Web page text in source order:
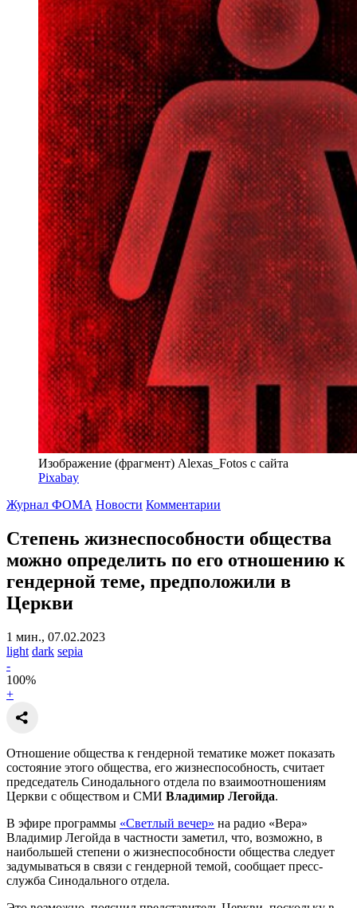
Изображение (фрагмент) Alexas_Fotos с сайта
Pixabay
Журнал ФОМА Новости Комментарии
Степень жизнеспособности общества
можно определить по его отношению к
гендерной теме, предположили в
Церкви
1 мин., 07.02.2023
light dark sepia
-
100%
+
Отношение общества к гендерной тематике может показать
состояние этого общества, его жизнеспособность, считает
председатель Синодального отдела по взаимоотношениям
Церкви с обществом и СМИ Владимир Легойда.
В эфире программы «Светлый вечер» на радио «Вера»
Владимир Легойда в частности заметил, что, возможно, в
наибольшей степени о жизнеспособности общества следует
задумываться в связи с гендерной темой, сообщает пресс-
служба Синодального отдела.